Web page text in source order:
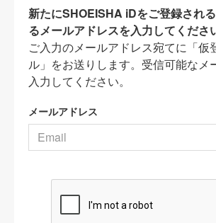
新たにSHOEISHA iDをご登録され
るメールアドレスを入力してくださ
ご入力のメールアドレス宛てに「仮
ル」をお送りします。受信可能なメ
入力してください。
メールアドレス